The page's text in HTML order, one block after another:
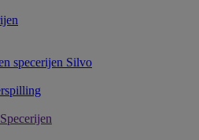
specerijen Silvo